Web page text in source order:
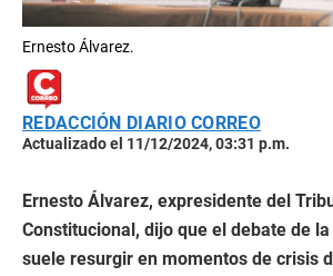
Ernesto Álvarez.
REDACCIÓN DIARIO CORREO
Actualizado el 11/12/2024, 03:31 p.m.
Ernesto Álvarez, expresidente del
Constitucional, dijo que el debate de
suele resurgir en momentos de crisis